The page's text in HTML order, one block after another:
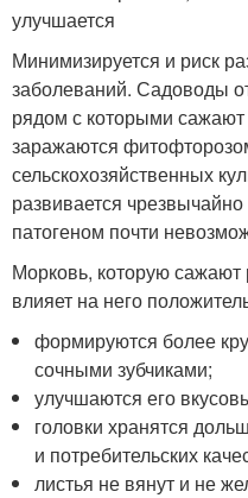
улучшается
Минимизируется и риск
заболеваний. Садоводы
рядом с которыми сажают
заражаются
сельскохозяйственных
развивается
патогеном почти
Морковь, которую
влияет на него
формируются более
сочными зубчиками;
улучшаются его
головки хранятся
и потребительских
листья не вянут и не